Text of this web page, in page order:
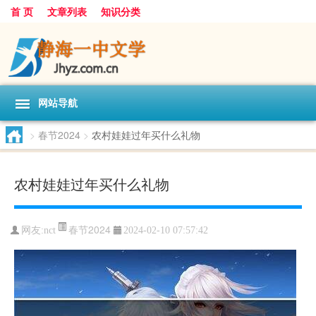
首 页 文章列表 知识分类
网站导航
> 春节2024 > 农村娃娃过年买什么礼物
农村娃娃过年买什么礼物
网友:nct 春节2024 2024-02-10 07:57:42